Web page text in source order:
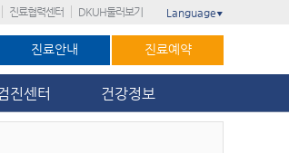
진료협력센터 DKUH둘러보기 Language ▼
진료안내 진료예약
진센터 건강정보